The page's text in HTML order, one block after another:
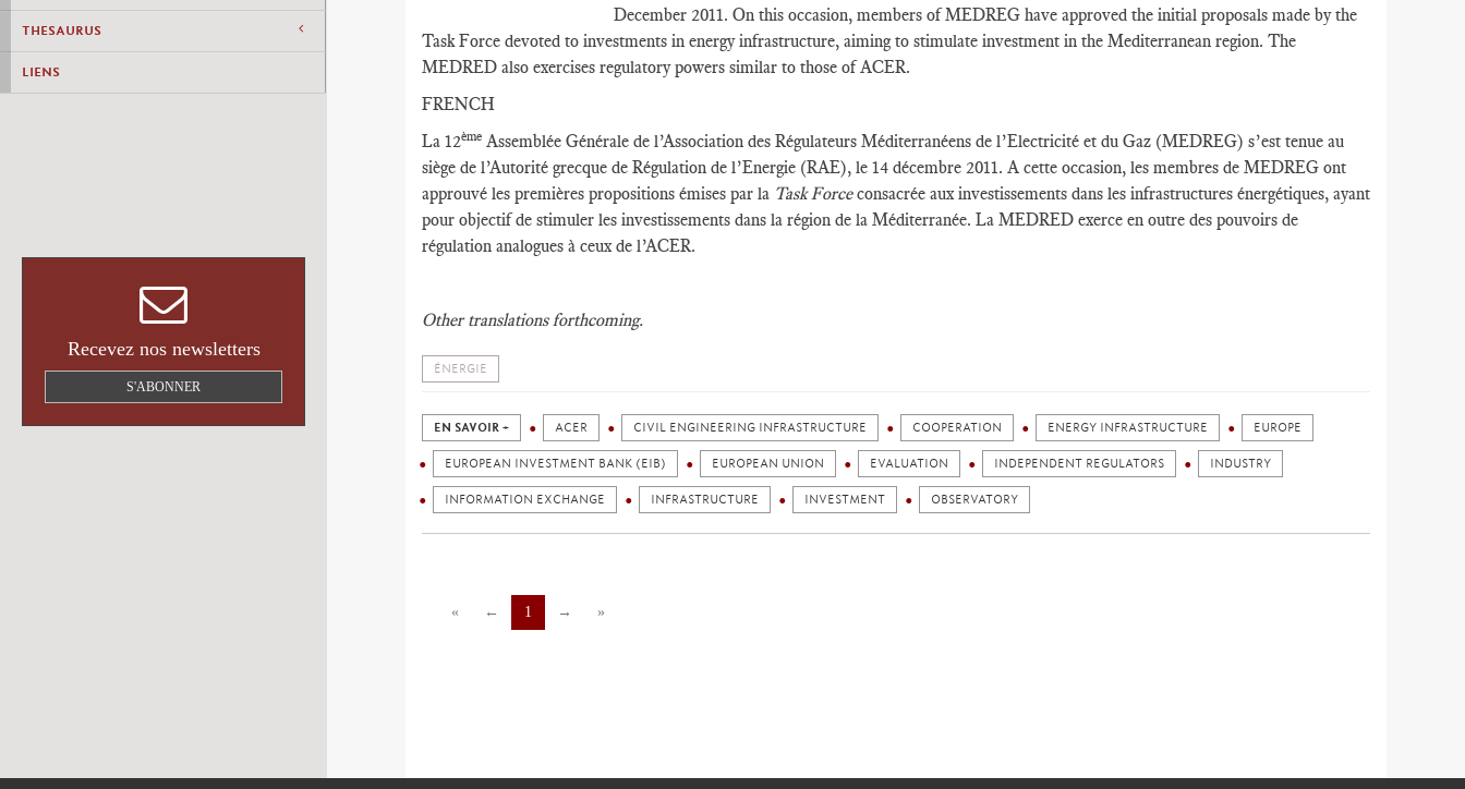
THESAURUS
LIENS
Recevez nos newsletters
S'ABONNER
December 2011. On this occasion, members of MEDREG have approved the initial proposals made by the
Task Force devoted to investments in energy infrastructure, aiming to stimulate investment in the Mediterranean region. The
MEDRED also exercises regulatory powers similar to those of ACER.
FRENCH
La 12ème Assemblée Générale de l’Association des Régulateurs Méditerranéens de l’Electricité et du Gaz (MEDREG) s’est tenue au
siège de l’Autorité grecque de Régulation de l’Energie (RAE), le 14 décembre 2011. A cette occasion, les membres de MEDREG ont
approuvé les premières propositions émises par la Task Forceconsacrée aux investissements dans les infrastructures énergétiques, ayant
pour objectif de stimuler les investissements dans la région de la Méditerranée. La MEDRED exerce en outre des pouvoirs de
régulation analogues à ceux de l’ACER.
Other translations forthcoming.
ÉNERGIE
EN SAVOIR + ACER CIVIL ENGINEERING INFRASTRUCTURE COOPERATION ENERGY INFRASTRUCTURE EUROPE
EUROPEAN INVESTMENT BANK (EIB) EUROPEAN UNION EVALUATION INDEPENDENT REGULATORS INDUSTRY
INFORMATION EXCHANGE INFRASTRUCTURE INVESTMENT OBSERVATORY
« ← 1 → »